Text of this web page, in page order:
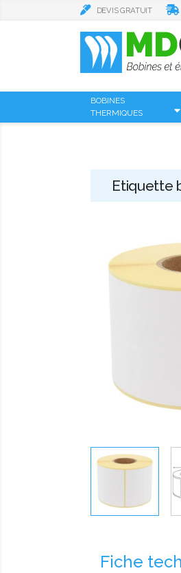
DEVIS GRATUIT
BOBINES
THERMIQUES
Etiquette
Fiche